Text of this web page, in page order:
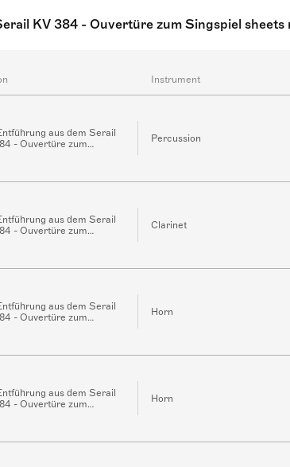
KV 384 - Ouvertüre zum Singspiel sheets
Instrument
aus dem Serail
- Ouvertüre zum
Percussion
aus dem Serail
- Ouvertüre zum
Clarinet
aus dem Serail
- Ouvertüre zum
Horn
aus dem Serail
- Ouvertüre zum
Horn